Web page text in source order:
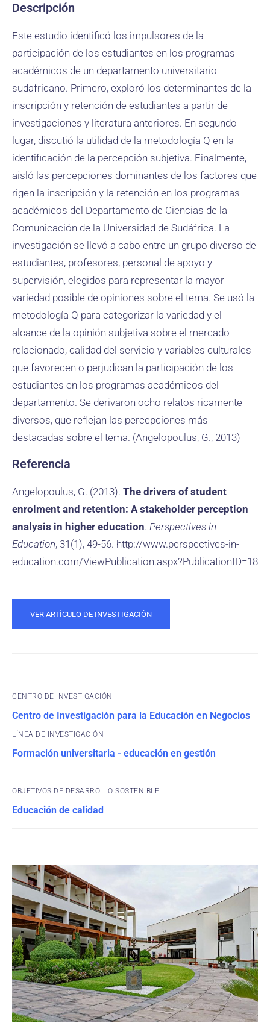
Descripción
Este estudio identificó los impulsores de la
participación de los estudiantes en los programas
académicos de un departamento universitario
sudafricano. Primero, exploró los determinantes de la
inscripción y retención de estudiantes a partir de
investigaciones y literatura anteriores. En segundo
lugar, discutió la utilidad de la metodología Q en la
identificación de la percepción subjetiva. Finalmente,
aisló las percepciones dominantes de los factores que
rigen la inscripción y la retención en los programas
académicos del Departamento de Ciencias de la
Comunicación de la Universidad de Sudáfrica. La
investigación se llevó a cabo entre un grupo diverso de
estudiantes, profesores, personal de apoyo y
supervisión, elegidos para representar la mayor
variedad posible de opiniones sobre el tema. Se usó la
metodología Q para categorizar la variedad y el
alcance de la opinión subjetiva sobre el mercado
relacionado, calidad del servicio y variables culturales
que favorecen o perjudican la participación de los
estudiantes en los programas académicos del
departamento. Se derivaron ocho relatos ricamente
diversos, que reflejan las percepciones más
destacadas sobre el tema. (Angelopoulus, G., 2013)
Referencia
Angelopoulus, G. (2013). The drivers of student
enrolment and retention: A stakeholder perception
analysis in higher education. Perspectives in
Education, 31(1), 49-56. http://www.perspectives-in-
education.com/ViewPublication.aspx?PublicationID=18
VER ARTÍCULO DE INVESTIGACIÓN
CENTRO DE INVESTIGACIÓN
Centro de Investigación para la Educación en Negocios
Formación universitaria - educación en gestión
OBJETIVOS DE DESARROLLO SOSTENIBLE
Educación de calidad